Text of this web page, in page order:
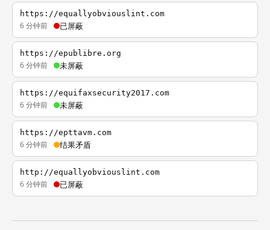
https://equallyobviouslint.com
6 分钟前 已屏蔽
https://epublibre.org
6 分钟前 未屏蔽
https://equifaxsecurity2017.com
6 分钟前 未屏蔽
https://epttavm.com
6 分钟前 结果矛盾
http://equallyobviouslint.com
6 分钟前 已屏蔽